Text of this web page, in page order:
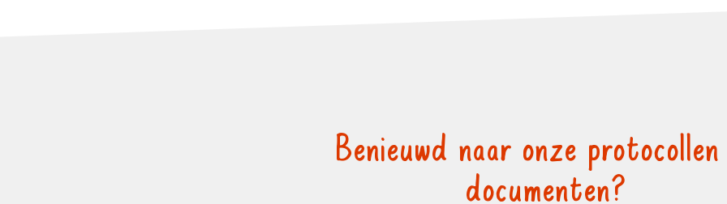
Benieuwd naar onze
documenten?